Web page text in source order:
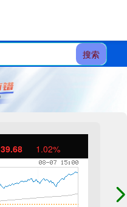
搜索
39.68 1.02%